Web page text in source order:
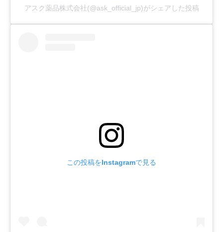
アスク薬品株式会社(@ask_official_jp)がシェアした投稿
この投稿をInstagramで見る